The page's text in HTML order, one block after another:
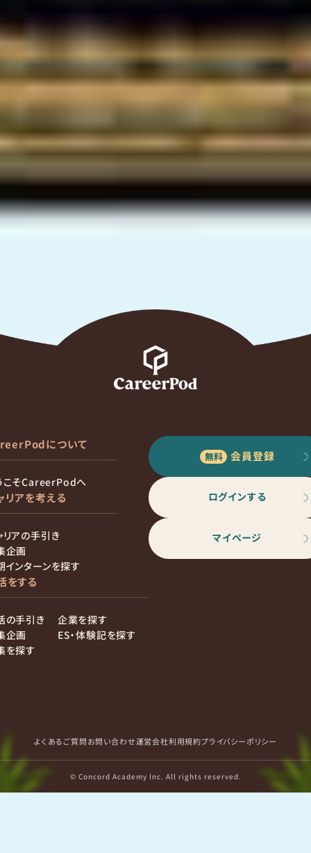
について
こそCareerPodへ
リアを考える
リアの手引き
企画
インターンを探す
をする
の手引き
企画
を探す
企業を探す
ES・体験記を探す
会員登録
ログインする
マイページ
よくあるご質問お問い合わせ運営会社利用規約プライバシーポリシー
© Concord Academy Inc. All rights reserved.